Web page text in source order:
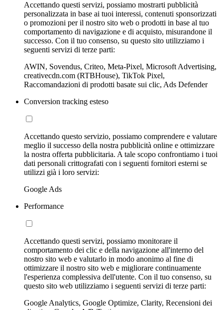
Accettando questi servizi, possiamo mostrarti pubblicità
personalizzata in base ai tuoi interessi, contenuti sponsorizzati
o promozioni per il nostro sito web o prodotti in base al tuo
comportamento di navigazione e di acquisto, misurandone il
successo. Con il tuo consenso, su questo sito utilizziamo i
seguenti servizi di terze parti:
AWIN, Sovendus, Criteo, Meta-Pixel, Microsoft Advertising,
creativecdn.com (RTBHouse), TikTok Pixel,
Raccomandazioni di prodotti basate sui clic, Ads Defender
Conversion tracking esteso
Accettando questo servizio, possiamo comprendere e valutare
meglio il successo della nostra pubblicità online e ottimizzare
la nostra offerta pubblicitaria. A tale scopo confrontiamo i tuoi
dati personali crittografati con i seguenti fornitori esterni se
utilizzi già i loro servizi:
Google Ads
Performance
Accettando questi servizi, possiamo monitorare il
comportamento dei clic e della navigazione all'interno del
nostro sito web e valutarlo in modo anonimo al fine di
ottimizzare il nostro sito web e migliorare continuamente
l'esperienza complessiva dell'utente. Con il tuo consenso, su
questo sito web utilizziamo i seguenti servizi di terze parti:
Google Analytics, Google Optimize, Clarity, Recensioni dei